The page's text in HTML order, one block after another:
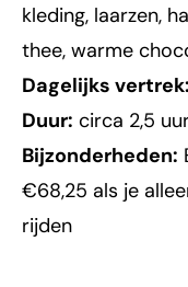
kleding, laarzen,
thee, warme
Dagelijks vertrek:
Duur: circa 2,5
Bijzonderheden:
€68,25 als je
rijden